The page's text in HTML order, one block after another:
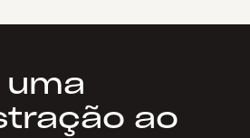
uma
ao